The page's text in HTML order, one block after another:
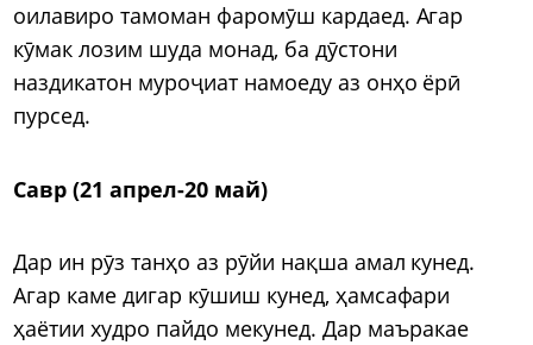
оилавиро тамоман фаромӯш кардаед. Агар
кӯмак лозим шуда монад, ба дӯстони
наздикатон муроҷиат намоеду аз онҳо ёрӣ
пурсед.
Савр (21 апрел-20 май)
Дар ин рӯз танҳо аз рӯйи нақша амал кунед.
Агар каме дигар кӯшиш кунед, ҳамсафари
ҳаётии худро пайдо мекунед. Дар маъракае